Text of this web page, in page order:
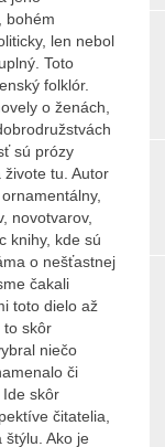
bohém
len nebol
Toto
folklór.
o ženách,
sú prózy
tu. Autor
novotvarov,
knihy, kde sú
o nešťastnej
čakali
toto dielo až
to skôr
niečo
či
skôr
čitatelia,
Ako je